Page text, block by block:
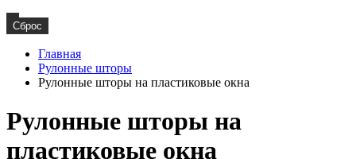
Сброс
Главная
Рулонные шторы
Рулонные шторы на пластиковые окна
Рулонные шторы на
пластиковые окна